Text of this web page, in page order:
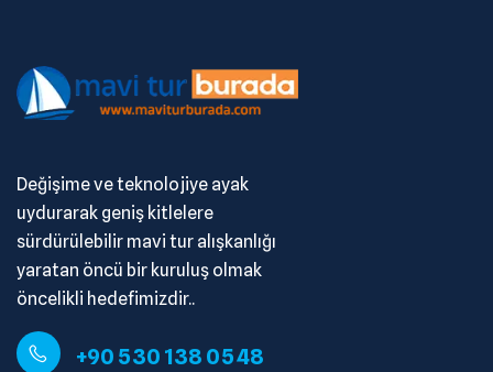
Değişime ve teknolojiye ayak
uydurarak geniş kitlelere
sürdürülebilir mavi tur alışkanlığı
yaratan öncü bir kuruluş olmak
öncelikli hedefimizdir..
+90 530 138 05 48